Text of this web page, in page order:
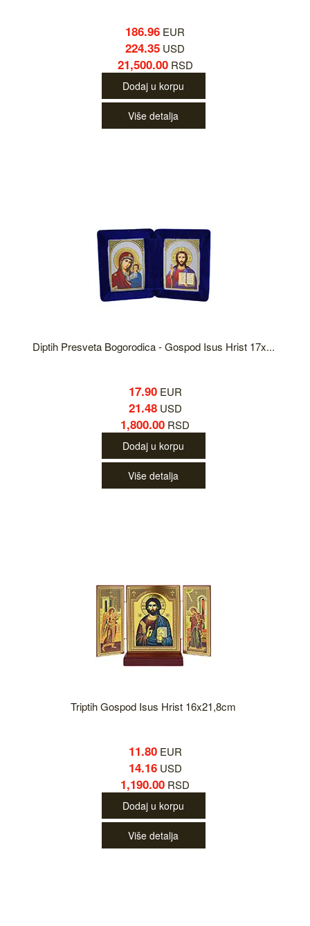
186.96 EUR
224.35 USD
21,500.00RSD
Dodaj u korpu
Više detalja
Diptih Presveta Bogorodica - Gospod Isus Hrist 17x...
17.90EUR
21.48USD
1,800.00 RSD
Dodaj u korpu
Više detalja
Triptih Gospod Isus Hrist 16x21,8cm
11.80EUR
14.16USD
1,190.00 RSD
Dodaj u korpu
Više detalja